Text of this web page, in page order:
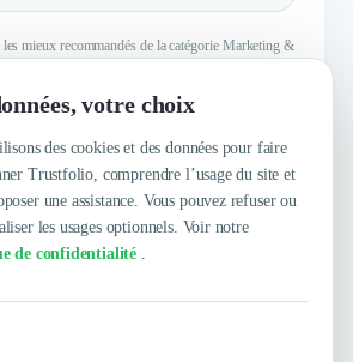
votre choix
des cookies et des données pour faire
Trustfolio, comprendre l’usage du site et
une assistance. Vous pouvez refuser ou
les usages optionnels. Voir notre
de confidentialité .
mieux recommandés de la catégorie Marketing &
En savoir plus